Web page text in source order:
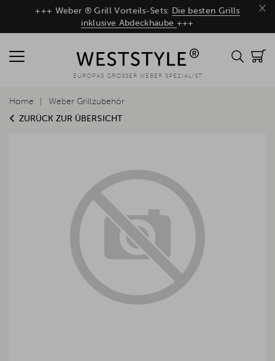
×
+++ Weber ® Grill Vorteils-Sets: Die besten Grills
inklusive Abdeckhaube +++
EUROPAS GROSSER WEBER SPEZIALIST
ZURÜCK ZUR ÜBERSICHT
Home Weber Grillzubehör